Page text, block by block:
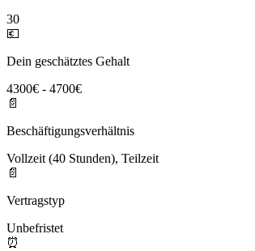
30
💶
Dein geschätztes Gehalt
4300€ - 4700€
📄
Beschäftigungsverhältnis
Vollzeit (40 Stunden), Teilzeit
📄
Vertragstyp
Unbefristet
⏰